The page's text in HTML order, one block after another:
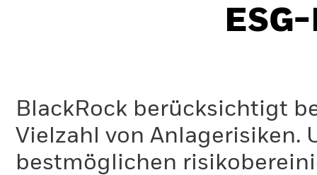
BlackRock berücksichtigt
Vielzahl von Anlagerisiken.
bestmöglichen